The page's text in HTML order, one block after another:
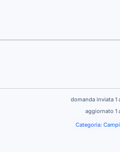
domanda inviata 1
aggiornato 1
Categoria: